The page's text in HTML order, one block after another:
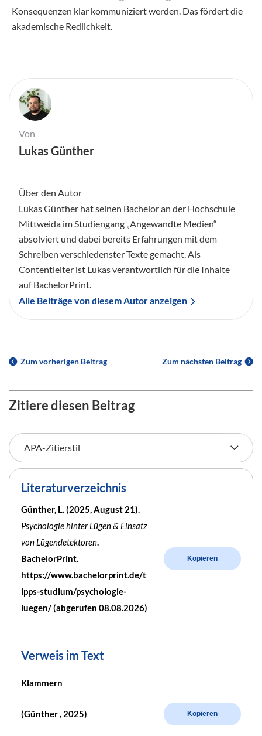
Konsequenzen klar kommuniziert werden. Das fördert die
akademische Redlichkeit.
Von
Lukas Günther
Über den Autor
Lukas Günther hat seinen Bachelor an der Hochschule
Mittweida im Studiengang „Angewandte Medien“
absolviert und dabei bereits Erfahrungen mit dem
Schreiben verschiedenster Texte gemacht. Als
Contentleiter ist Lukas verantwortlich für die Inhalte
auf BachelorPrint.
Alle Beiträge von diesem Autor anzeigen
Zum vorherigen Beitrag Zum nächsten Beitrag
Zitiere diesen Beitrag
Literaturverzeichnis
Günther, L. (2025, August 21).
Psychologie hinter Lügen & Einsatz
von Lügendetektoren.
BachelorPrint.
https://www.bachelorprint.de/t
ipps-studium/psychologie-
luegen/ (abgerufen 08.08.2026)
Kopieren
Verweis im Text
Klammern
(Günther , 2025) Kopieren